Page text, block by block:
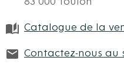
Catalogue de la
Contactez-nous au